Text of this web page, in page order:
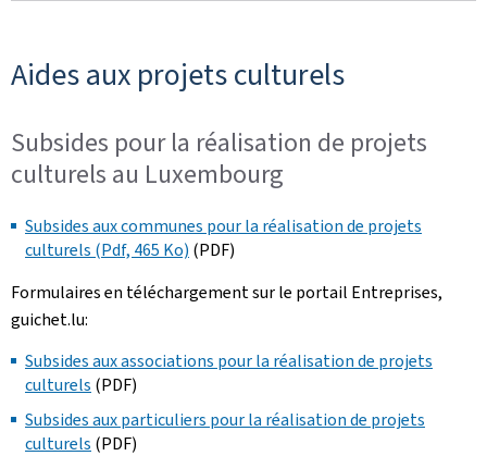
Aides aux projets culturels
Subsides pour la réalisation de projets
culturels au Luxembourg
Subsides aux communes pour la réalisation de projets
culturels (Pdf, 465 Ko) (PDF)
Formulaires en téléchargement sur le portail Entreprises,
guichet.lu:
Subsides aux associations pour la réalisation de projets
culturels (PDF)
Subsides aux particuliers pour la réalisation de projets
culturels (PDF)